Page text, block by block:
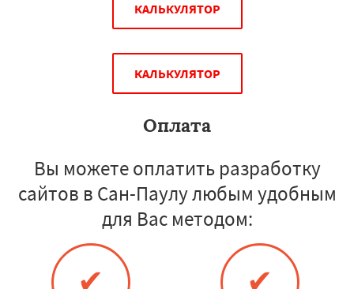
КАЛЬКУЛЯТОР
КАЛЬКУЛЯТОР
Оплата
Вы можете оплатить разработку
сайтов в Сан-Паулу любым удобным
для Вас методом:
✔ ✔